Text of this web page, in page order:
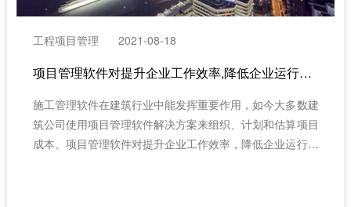
工程项目管理 2021-08-18
项目管理软件对提升企业工作效率,降低企业运行成本有十分重要
施工管理软件在建筑行业中能发挥重要作用，如今大多数建
筑公司使用项目管理软件解决方案来组织、计划和估算项目
成本。项目管理软件对提升企业工作效率，降低企业运行成